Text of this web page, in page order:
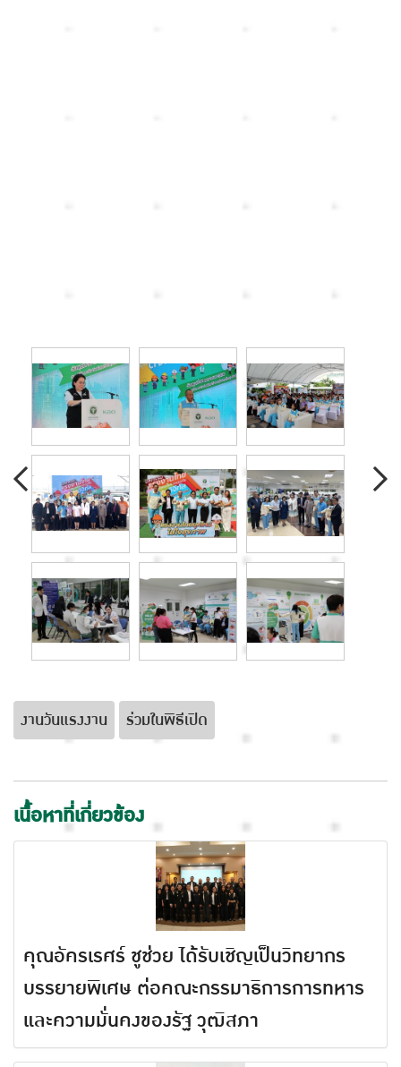
งานวันแรงงาน ร่วมในพิธีเปิด
เนื้อหาที่เกี่ยวข้อง
คุณอัครเรศร์ ชูช่วย ได้รับเชิญเป็นวิทยากร
บรรยายพิเศษ ต่อคณะกรรมาธิการการทหาร
และความมั่นคงของรัฐ วุฒิสภา